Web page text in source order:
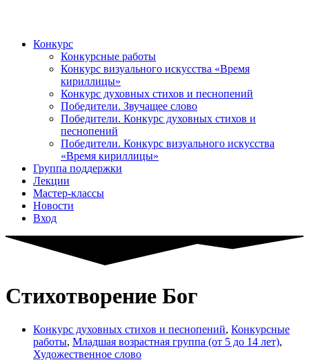
Конкурс
Конкурсные работы
Конкурс визуального искусства «Время
кириллицы»
Конкурс духовных стихов и песнопений
Победители. Звучащее слово
Победители. Конкурс духовных стихов и
песнопений
Победители. Конкурс визуального искусства
«Время кириллицы»
Группа поддержки
Лекции
Мастер-классы
Новости
Вход
Стихотворение Бог
Конкурс духовных стихов и песнопений, Конкурсные
работы, Младшая возрастная группа (от 5 до 14 лет),
Художественное слово